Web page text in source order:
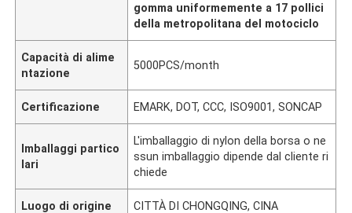
gomma uniformemente a 17 pollici
della metropolitana del motociclo
Capacità di alime
ntazione
5000PCS/month
Certificazione EMARK, DOT, CCC, ISO9001, SONCAP
Imballaggi partico
lari
L'imballaggio di nylon della borsa o ne
ssun imballaggio dipende dal cliente ri
chiede
Luogo di origine CITTÀ DI CHONGQING, CINA